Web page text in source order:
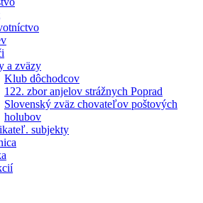
a zväzy
Klub dôchodcov
122. zbor anjelov strážnych Poprad
Slovenský zväz chovateľov poštových
holubov
subjekty